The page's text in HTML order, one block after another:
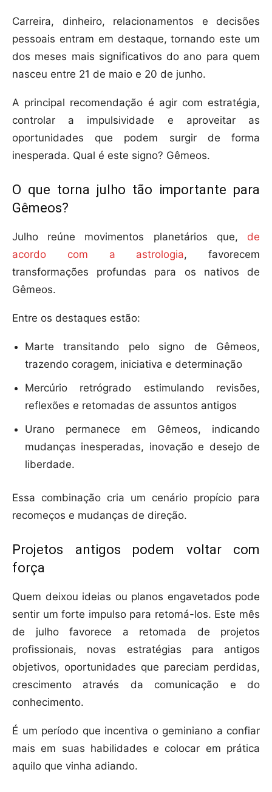
Carreira, dinheiro, relacionamentos e decisões
pessoais entram em destaque, tornando este um
dos meses mais significativos do ano para quem
nasceu entre 21 de maio e 20 de junho.
A principal recomendação é agir com estratégia,
controlar a impulsividade e aproveitar as
oportunidades que podem surgir de forma
inesperada. Qual é este signo? Gêmeos.
O que torna julho tão importante para
Gêmeos?
Julho reúne movimentos planetários que, de
acordo com a astrologia, favorecem
transformações profundas para os nativos de
Gêmeos.
Entre os destaques estão:
Marte transitando pelo signo de Gêmeos,
trazendo coragem, iniciativa e determinação
Mercúrio retrógrado estimulando revisões,
reflexões e retomadas de assuntos antigos
Urano permanece em Gêmeos, indicando
mudanças inesperadas, inovação e desejo de
liberdade.
Essa combinação cria um cenário propício para
recomeços e mudanças de direção.
Projetos antigos podem voltar com
força
Quem deixou ideias ou planos engavetados pode
sentir um forte impulso para retomá-los. Este mês
de julho favorece a retomada de projetos
profissionais, novas estratégias para antigos
objetivos, oportunidades que pareciam perdidas,
crescimento através da comunicação e do
conhecimento.
É um período que incentiva o geminiano a confiar
mais em suas habilidades e colocar em prática
aquilo que vinha adiando.